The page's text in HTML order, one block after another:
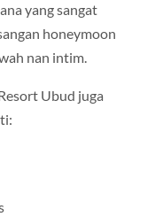
yang sangat
honeymoon
nan intim.
Ubud juga